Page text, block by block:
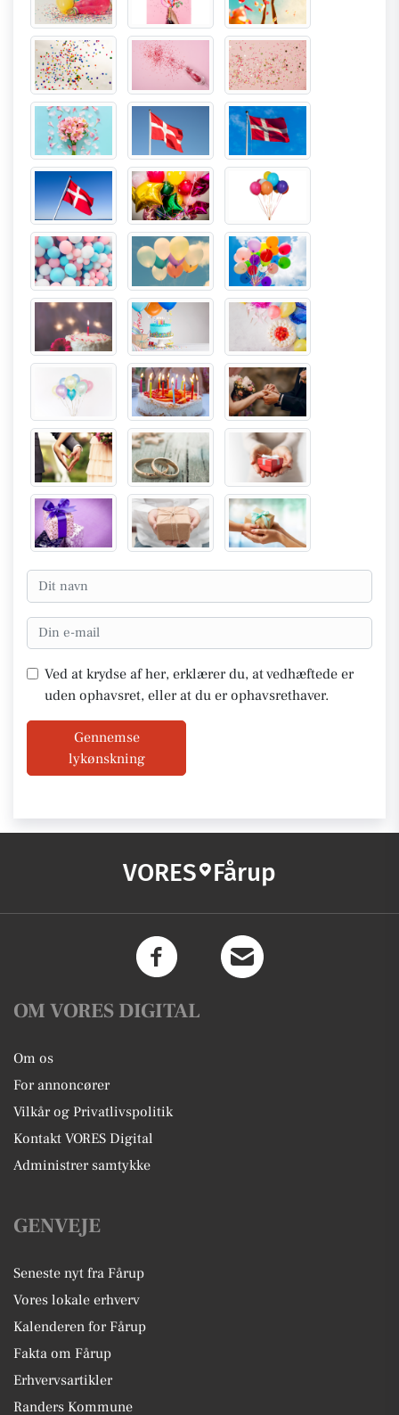
Ved at krydse af her, erklærer du, at vedhæftede er
uden ophavsret, eller at du er ophavsrethaver.
Gennemse
lykønskning
VORES Fårup
OM VORES DIGITAL
Om os
For annoncører
Vilkår og Privatlivspolitik
Kontakt VORES Digital
Administrer samtykke
GENVEJE
Seneste nyt fra Fårup
Vores lokale erhverv
Kalenderen for Fårup
Fakta om Fårup
Erhvervsartikler
Randers Kommune